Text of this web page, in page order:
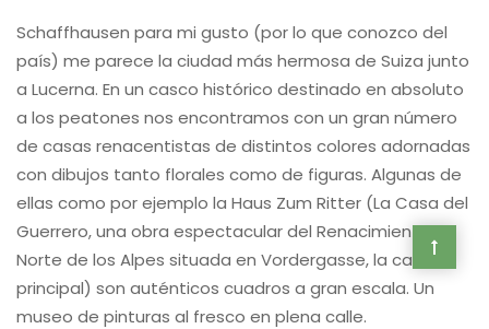
Schaffhausen para mi gusto (por lo que conozco del
país) me parece la ciudad más hermosa de Suiza junto
a Lucerna. En un casco histórico destinado en absoluto
a los peatones nos encontramos con un gran número
de casas renacentistas de distintos colores adornadas
con dibujos tanto florales como de figuras. Algunas de
ellas como por ejemplo la Haus Zum Ritter (La Casa del
Guerrero, una obra espectacular del Renacimiento al
Norte de los Alpes situada en Vordergasse, la calle
principal) son auténticos cuadros a gran escala. Un
museo de pinturas al fresco en plena calle.